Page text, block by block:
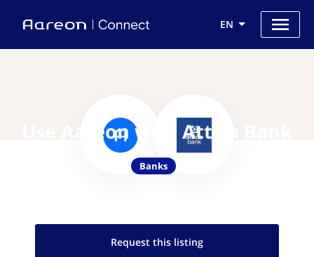
EN
Use Aareon with Attica Bank
Banks
Request this listing